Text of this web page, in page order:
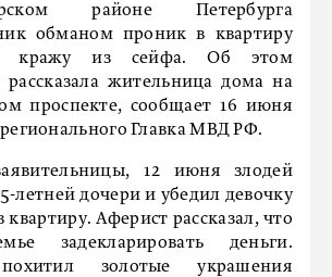
районе Петербурга
обманом проник в квартиру
кражу из сейфа. Об этом
жительница дома на
проспекте, сообщает 16 июня
Главка МВД РФ.
12 июня злодей
летней дочери и убедил девочку
квартиру. Аферист рассказал, что
задекларировать деньги.
золотые украшения